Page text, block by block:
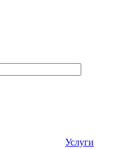
Услуги